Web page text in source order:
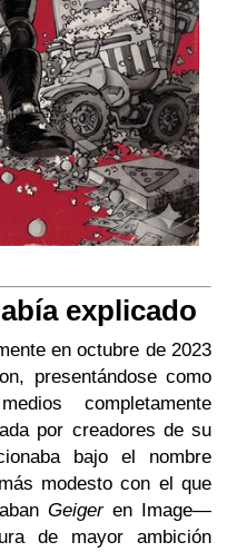
explicado
en octubre de 2023
presentándose como
completamente
por creadores de su
bajo el nombre
modesto con el que
Geigeren Image—
de mayor ambición